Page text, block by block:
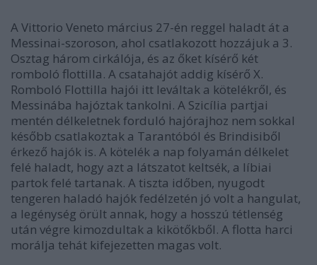
A Vittorio Veneto március 27-én reggel haladt át a
Messinai-szoroson, ahol csatlakozott hozzájuk a 3.
Osztag három cirkálója, és az őket kísérő két
romboló flottilla. A csatahajót addig kísérő X.
Romboló Flottilla hajói itt leváltak a kötelékről, és
Messinába hajóztak tankolni. A Szicília partjai
mentén délkeletnek forduló hajórajhoz nem sokkal
később csatlakoztak a Tarantóból és Brindisiből
érkező hajók is. A kötelék a nap folyamán délkelet
felé haladt, hogy azt a látszatot keltsék, a líbiai
partok felé tartanak. A tiszta időben, nyugodt
tengeren haladó hajók fedélzetén jó volt a hangulat,
a legénység örült annak, hogy a hosszú tétlenség
után végre kimozdultak a kikötőkből. A flotta harci
morálja tehát kifejezetten magas volt.